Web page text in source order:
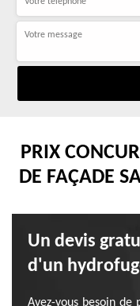
PRIX
DE FAÇADE
Un devis
d'un
Avez-vous besoin